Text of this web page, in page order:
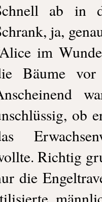
ab in
ja,
im
Bäume vor
ob
Richtig
die